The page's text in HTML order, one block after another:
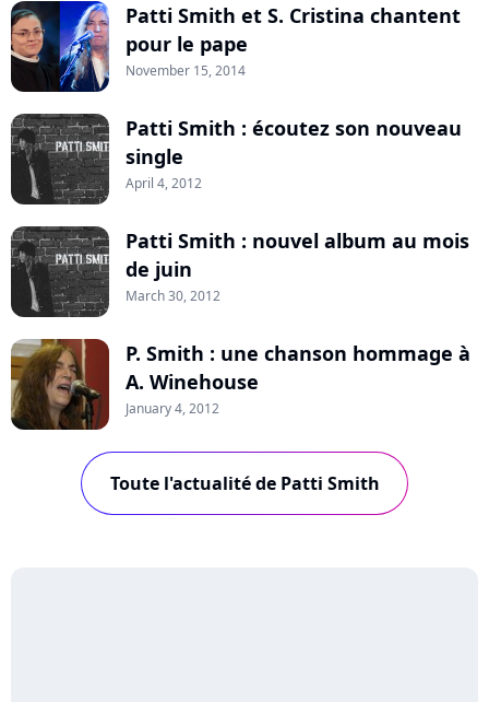
Patti Smith et S. Cristina chantent
pour le pape
November 15, 2014
Patti Smith : écoutez son nouveau
single
April 4, 2012
Patti Smith : nouvel album au mois
de juin
March 30, 2012
P. Smith : une chanson hommage à
A. Winehouse
January 4, 2012
Toute l'actualité de Patti Smith